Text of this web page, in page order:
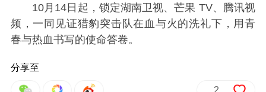
10月14日起，锁定湖南卫视、芒果 TV、腾讯视
频，一同见证猎豹突击队在血与火的洗礼下，用青
春与热血书写的使命答卷。
分享至